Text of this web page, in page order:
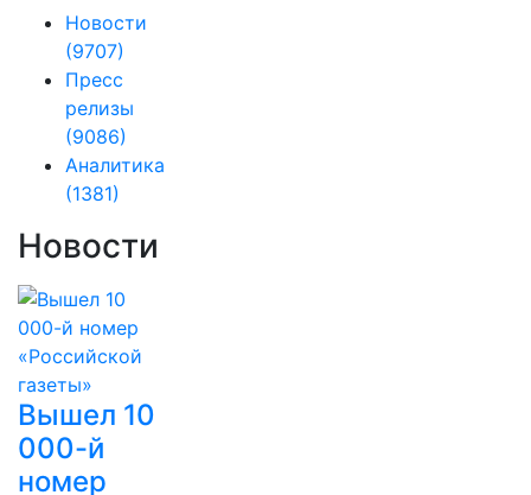
Новости
(9707)
Пресс
релизы
(9086)
Аналитика
(1381)
Новости
Вышел 10
000-й
номер